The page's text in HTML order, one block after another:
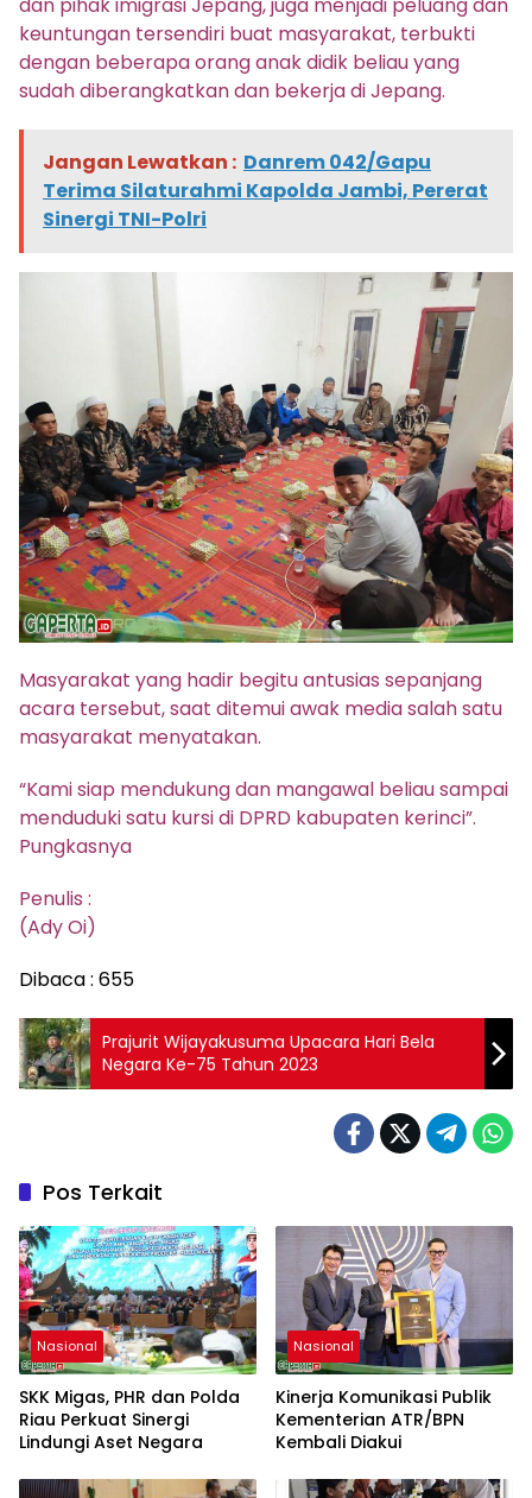
keuntungan tersendiri buat masyarakat, terbukti
dengan beberapa orang anak didik beliau yang
sudah diberangkatkan dan bekerja di Jepang.
Jangan Lewatkan : Danrem 042/Gapu
Terima Silaturahmi Kapolda Jambi, Pererat
Sinergi TNI-Polri
Masyarakat yang hadir begitu antusias sepanjang
acara tersebut, saat ditemui awak media salah satu
masyarakat menyatakan.
“Kami siap mendukung dan mangawal beliau sampai
menduduki satu kursi di DPRD kabupaten kerinci”.
Pungkasnya
Penulis :
(Ady Oi)
Dibaca : 655
Prajurit Wijayakusuma Upacara Hari Bela
Negara Ke-75 Tahun 2023
Pos Terkait
Nasional
SKK Migas, PHR dan Polda
Riau Perkuat Sinergi
Lindungi Aset Negara
Nasional
Kinerja Komunikasi Publik
Kementerian ATR/BPN
Kembali Diakui